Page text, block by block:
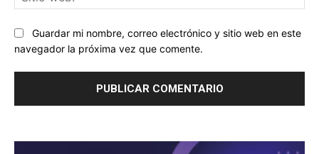
Guardar mi nombre, correo electrónico y sitio web en este
navegador la próxima vez que comente.